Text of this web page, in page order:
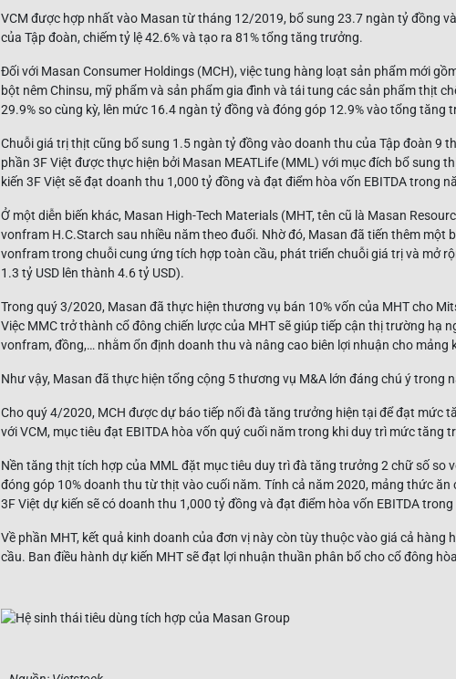
VCM được hợp nhất vào Masan từ tháng 12/2019, bổ sung 23.7 ngàn tỷ đồng
của Tập đoàn, chiếm tỷ lệ 42.6% và tạo ra 81% tổng tăng trưởng.
Đối với Masan Consumer Holdings (MCH), việc tung hàng loạt sản phẩm mới
bột nêm Chinsu, mỹ phẩm và sản phẩm gia đình và tái tung các sản phẩm thịt
29.9% so cùng kỳ, lên mức 16.4 ngàn tỷ đồng và đóng góp 12.9% vào tổng tăng
Chuỗi giá trị thịt cũng bổ sung 1.5 ngàn tỷ đồng vào doanh thu của Tập đoàn 9
phần 3F Việt được thực hiện bởi Masan MEATLife (MML) với mục đích bổ sung
kiến 3F Việt sẽ đạt doanh thu 1,000 tỷ đồng và đạt điểm hòa vốn EBITDA trong
Ở một diễn biến khác, Masan High-Tech Materials (MHT, tên cũ là Masan
vonfram H.C.Starch sau nhiều năm theo đuổi. Nhờ đó, Masan đã tiến thêm một
vonfram trong chuỗi cung ứng tích hợp toàn cầu, phát triển chuỗi giá trị và mở
1.3 tỷ USD lên thành 4.6 tỷ USD).
Trong quý 3/2020, Masan đã thực hiện thương vụ bán 10% vốn của MHT cho
Việc MMC trở thành cổ đông chiến lược của MHT sẽ giúp tiếp cận thị trường hạ
vonfram, đồng,… nhằm ổn định doanh thu và nâng cao biên lợi nhuận cho mảng
Như vậy, Masan đã thực hiện tổng cộng 5 thương vụ M&A lớn đáng chú ý trong
Cho quý 4/2020, MCH được dự báo tiếp nối đà tăng trưởng hiện tại để đạt mức
với VCM, mục tiêu đạt EBITDA hòa vốn quý cuối năm trong khi duy trì mức tăng
Nền tăng thịt tích hợp của MML đặt mục tiêu duy trì đà tăng trưởng 2 chữ số so
đóng góp 10% doanh thu từ thịt vào cuối năm. Tính cả năm 2020, mảng thức ăn
3F Việt dự kiến sẽ có doanh thu 1,000 tỷ đồng và đạt điểm hòa vốn EBITDA
Về phần MHT, kết quả kinh doanh của đơn vị này còn tùy thuộc vào giá cả hàng
cầu. Ban điều hành dự kiến MHT sẽ đạt lợi nhuận thuần phân bổ cho cổ đông